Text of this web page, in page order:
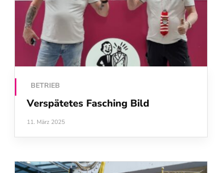
BETRIEB
Verspätetes Fasching Bild
11. März 2025